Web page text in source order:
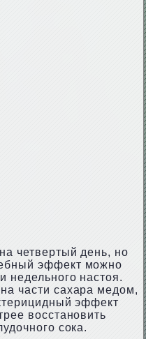
четвертый день, но
эффект можно
недельного настоя.
части сахара медом,
эффект
восстановить
сока.